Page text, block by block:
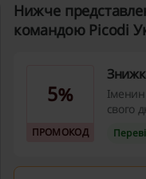
Нижче
командою Picodi
5%
ПРОМОКОД
свого